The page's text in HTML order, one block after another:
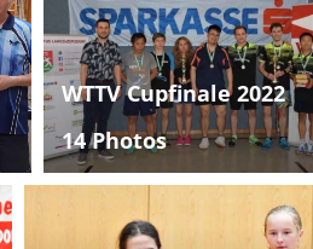
WTTV Cupfinale 2022
14 Photos